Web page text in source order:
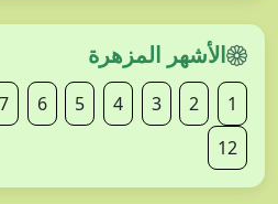
الأشهر المزهرة
1
2
3
4
5
6
7
12